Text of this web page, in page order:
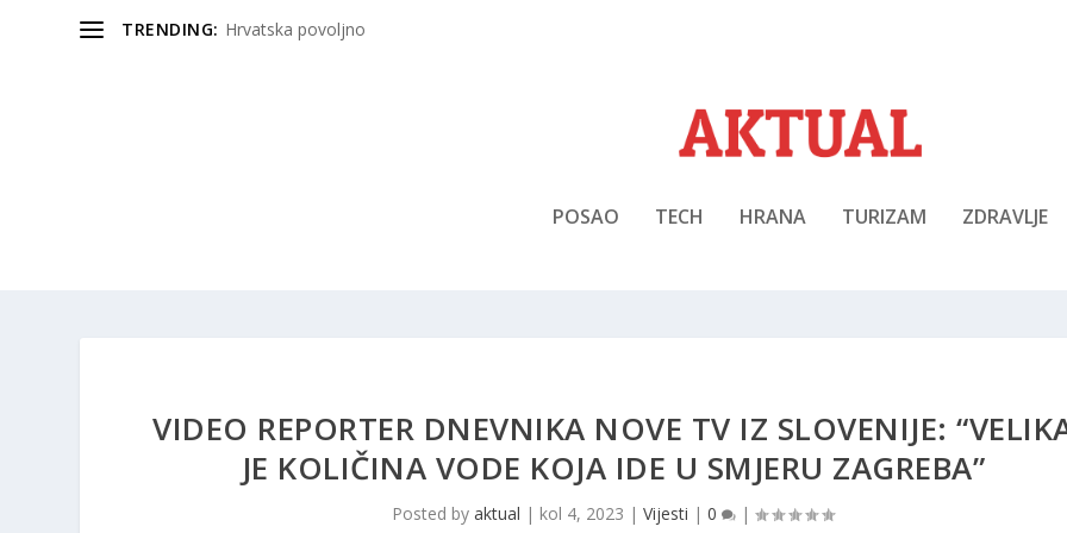
TRENDING: Hrvatska povoljno
POSAO TECH HRANA TURIZAM ZDRAVLJE
VIDEO REPORTER DNEVNIKA NOVE TV IZ SLOVENIJE:
JE KOLIČINA VODE KOJA IDE U SMJERU ZAGREBA”
Posted byaktual | kol 4, 2023 |Vijesti |0 |